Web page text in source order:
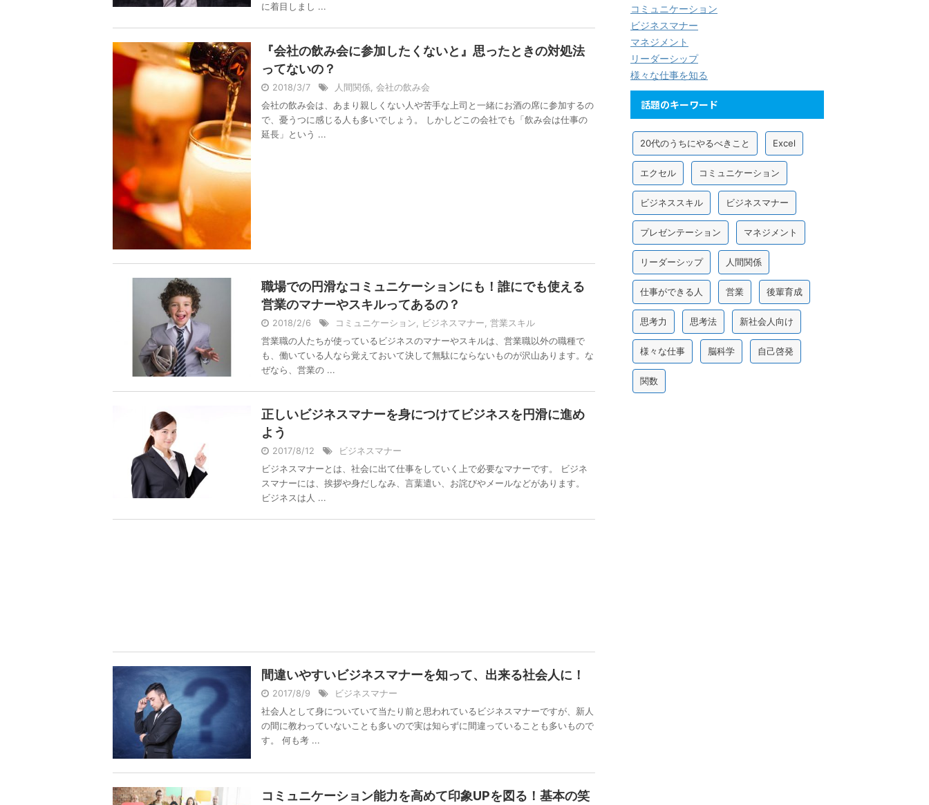
に着目しまし ...
『会社の飲み会に参加したくないと』思ったときの対処法
ってないの？
2018/3/7 人間関係, 会社の飲み会
会社の飲み会は、あまり親しくない人や苦手な上司と一緒にお酒の席に参加するの
で、憂うつに感じる人も多いでしょう。 しかしどこの会社でも「飲み会は仕事の
延長」という ...
職場での円滑なコミュニケーションにも！誰にでも使える
営業のマナーやスキルってあるの？
2018/2/6 コミュニケーション, ビジネスマナー, 営業スキル
営業職の人たちが使っているビジネスのマナーやスキルは、営業職以外の職種で
も、働いている人なら覚えておいて決して無駄にならないものが沢山あります。な
ぜなら、営業の ...
正しいビジネスマナーを身につけてビジネスを円滑に進め
よう
2017/8/12
ビジネスマナー
ビジネスマナーとは、社会に出て仕事をしていく上で必要なマナーです。 ビジネ
スマナーには、挨拶や身だしなみ、言葉遣い、お詫びやメールなどがあります。
ビジネスは人 ...
間違いやすいビジネスマナーを知って、出来る社会人に！
2017/8/9
ビジネスマナー
社会人として身についていて当たり前と思われているビジネスマナーですが、新人
の間に教わっていないことも多いので実は知らずに間違っていることも多いもので
す。 何も考 ...
コミュニケーション能力を高めて印象UPを図る！基本の笑
コミュニケーション
ビジネスマナー
マネジメント
リーダーシップ
様々な仕事を知る
話題のキーワード
20代のうちにやるべきこと Excel
エクセル コミュニケーション
ビジネススキル ビジネスマナー
プレゼンテーション マネジメント
リーダーシップ 人間関係
仕事ができる人 営業 後輩育成
思考力 思考法 新社会人向け
様々な仕事 脳科学 自己啓発
関数